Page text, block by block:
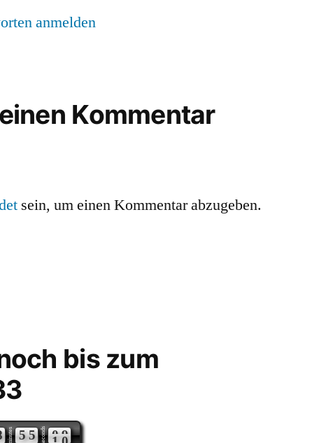
anmelden
Kommentar
sein, um einen Kommentar abzugeben.
bis zum
minutes 55 seconds 09